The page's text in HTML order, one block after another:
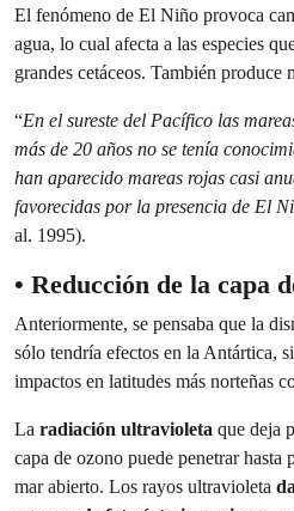
El fenómeno de El Niño provoca
agua, lo cual afecta a las especies
grandes cetáceos. También produce
“En el sureste del Pacífico las
más de 20 años no se tenía
han aparecido mareas rojas casi
favorecidas por la presencia de El
al. 1995).
• Reducción de la capa
Anteriormente, se pensaba que la
sólo tendría efectos en la Antártica,
impactos en latitudes más norteñas
La radiación ultravioleta que deja
capa de ozono puede penetrar
mar abierto. Los rayos ultravioleta